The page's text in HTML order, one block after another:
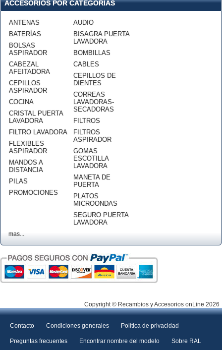
ACCESORIOS POR CATEGORÍAS
ANTENAS
BATERÍAS
BOLSAS
ASPIRADOR
CABEZAL
AFEITADORA
CEPILLOS
ASPIRADOR
COCINA
CRISTAL PUERTA
LAVADORA
FILTRO LAVADORA
FLEXIBLES
ASPIRADOR
MANDOS A
DISTANCIA
PILAS
PROMOCIONES
AUDIO
BISAGRA PUERTA
LAVADORA
BOMBILLAS
CABLES
CEPILLOS DE
DIENTES
CORREAS
LAVADORAS-
SECADORAS
FILTROS
FILTROS
ASPIRADOR
GOMAS
ESCOTILLA
LAVADORA
MANETA DE
PUERTA
PLATOS
MICROONDAS
SEGURO PUERTA
LAVADORA
mas...
Copyright © Recambios y Accesorios onLine 2026
Contacto Condiciones generales Política de privacidad
Preguntas frecuentes Encontrar nombre del modelo Sobre RAL